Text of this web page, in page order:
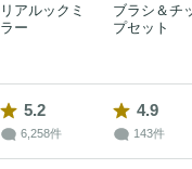
リアルックミ
ラー
ブラシ＆チ
プセット
5.2
6,258件
4.9
143件